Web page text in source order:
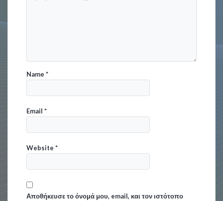
Name*
Email*
Website*
Αποθήκευσε το όνομά μου, email, και τον ιστότοπο